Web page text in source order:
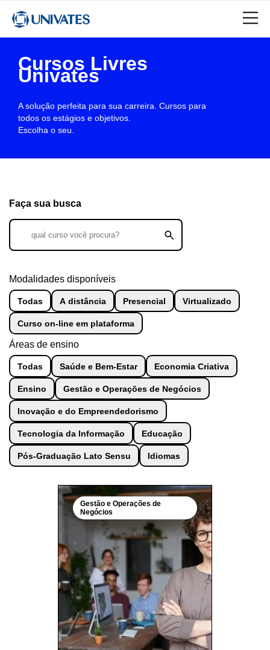
Cursos Livres
Univates
A solução perfeita para sua carreira. Cursos para
todos os estágios e objetivos.
Escolha o seu.
Faça sua busca
Modalidades disponíveis
Todas A distância Presencial Virtualizado
Curso on-line em plataforma
Áreas de ensino
Todas Saúde e Bem-Estar Economia Criativa
Ensino Gestão e Operações de Negócios
Inovação e do Empreendedorismo
Tecnologia da Informação Educação
Pós-Graduação Lato Sensu Idiomas
Gestão e Operações de
Negócios